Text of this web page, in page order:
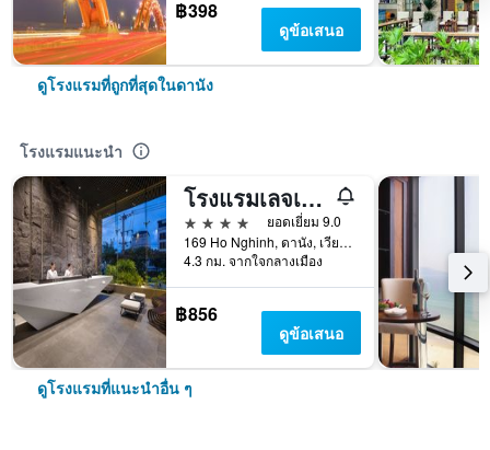
฿398
ดูข้อเสนอ
ดูโรงแรมที่ถูกที่สุดในดานัง
โรงแรมแนะนำ
โรงแรมเลจเอ็นด์ บูทีค
4 ดาว
ยอดเยี่ยม 9.0
169 Ho Nghinh, ดานัง, เวียดนาม
4.3 กม. จากใจกลางเมือง
฿856
ดูข้อเสนอ
ดูโรงแรมที่แนะนำอื่น ๆ